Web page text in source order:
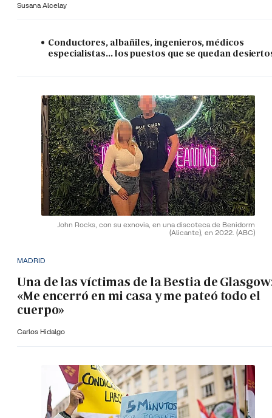
Susana Alcelay
Conductores, albañiles, ingenieros, médicos
especialistas... los puestos que se quedan
John Rocks, con su exnovia, en una discoteca de Benidorm
(Alicante), en 2022. (ABC)
MADRID
Una de las víctimas de la Bestia de
«Me encerró en mi casa y me pateó todo el
cuerpo»
Carlos Hidalgo